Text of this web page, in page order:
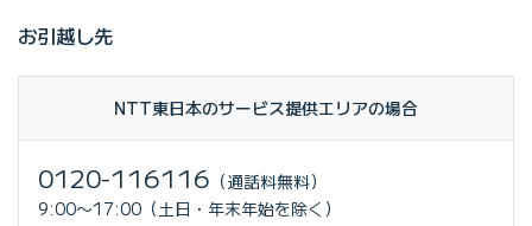
お引越し先
NTT東日本のサービス提供エリアの場合
0120-116116 （通話料無料）
9:00〜17:00（土日・年末年始を除く）